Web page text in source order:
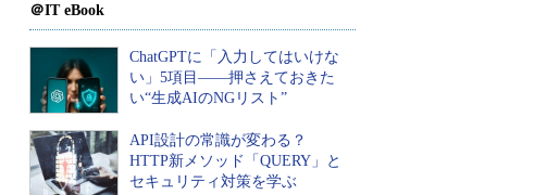
＠IT eBook
ChatGPTに「入力してはいけな
い」5項目――押さえておきた
い“生成AIのNGリスト”
API設計の常識が変わる？
HTTP新メソッド「QUERY」と
セキュリティ対策を学ぶ